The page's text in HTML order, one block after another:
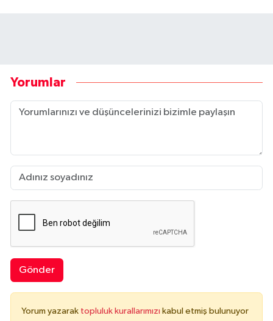
Yorumlar
Gönder
Yorum yazarak topluluk kurallarımızı kabul etmiş bulunuyor